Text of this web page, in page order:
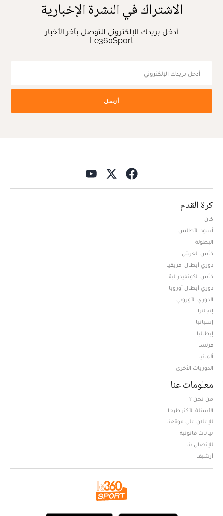
الاشتراك في النشرة الإخبارية
أدخل بريدك الإلكتروني للتوصل بآخر الأخبار
Le360Sport
أرسل
كرة القدم
كان
أسود الأطلس
البطولة
كأس العرش
دوري أبطال افريقيا
كأس الكونفيدرالية
دوري أبطال أوروبا
الدوري الأوروبي
إنجلترا
إسبانيا
إيطاليا
فرنسا
ألمانيا
الدوريات الأخرى
معلومات عنا
من نحن ؟
الأسئلة الأكثر طرحا
للإعلان على موقعنا
بيانات قانونية
للإتصال بنا
أرشيف